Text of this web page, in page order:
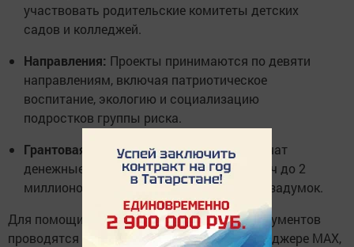
участвовать родительские комитеты детских
садов и колледжей.
Направления: Проекты принимаются по девяти
направлениям, включая патриотическое
воспитание, экологию и социализацию
подростков группы риска.
Грантовая поддержка:Победители получат
денежные премии в размере от 200 тысяч до 2
миллионов рублей на реализацию своих задумок.
Для помощи участникам в оформлении документов
проводятся регулярные вебинары в мессенджере MAX,